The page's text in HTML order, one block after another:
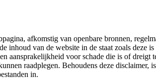
afkomstig van openbare bronnen,
inhoud van de website in de staat zoals
aansprakelijkheid voor schade die is of
raadplegen. Behoudens deze
in.